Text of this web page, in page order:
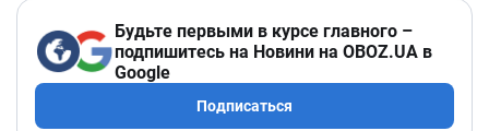
Будьте первыми в курсе главного –
подпишитесь на Новини на OBOZ.UA в
Google
Подписаться